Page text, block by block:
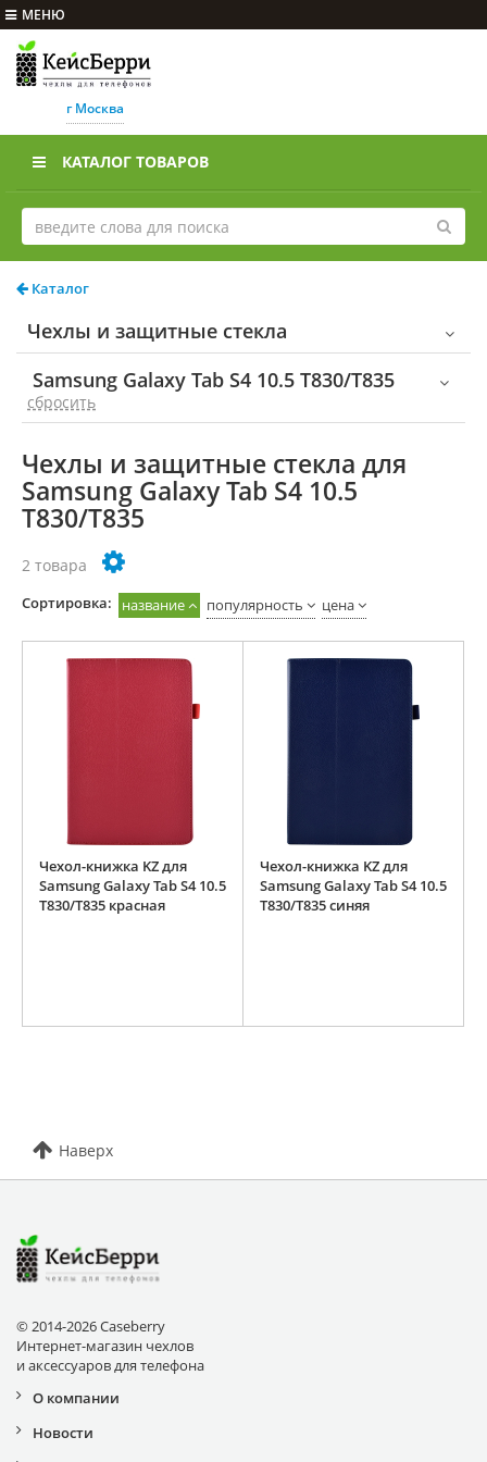
МЕНЮ
г Москва
КАТАЛОГ ТОВАРОВ
Каталог
Чехлы и защитные стекла
Samsung Galaxy Tab S4 10.5 T830/T835
cбросить
Чехлы и защитные стекла для
Samsung Galaxy Tab S4 10.5
T830/T835
2 товара
Cортировка: название популярность цена
Чехол-книжка KZ для
Samsung Galaxy Tab S4 10.5
T830/T835 красная
Чехол-книжка KZ для
Samsung Galaxy Tab S4 10.5
T830/T835 синяя
Наверх
© 2014-2026 Caseberry
Интернет-магазин чехлов
и аксессуаров для телефона
О компании
Новости